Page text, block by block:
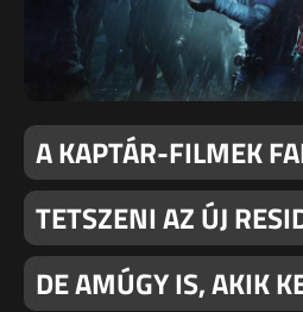
A KAPTÁR-FILMEK
TETSZENI AZ ÚJ
DE AMÚGY IS, AKIK